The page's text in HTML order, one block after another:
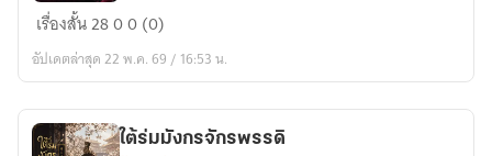
เขา
จะ
ตาย
ภารกิจ
24
ทำให้
ตัว
เรื่องสั้น2800 (0)
อัปเดตล่าสุด 22 พ.ค. 69 / 16:53 น.
ใต้ร่มมังกรจักรพรรดิ